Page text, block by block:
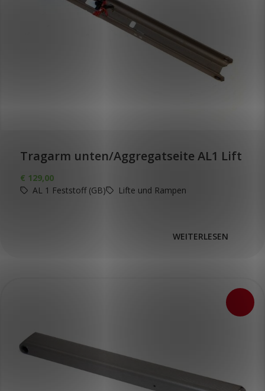
Tragarm unten/Aggregatseite AL1 Lift
€ 129,00
AL 1 Feststoff (GB)
Lifte und Rampen
WEITERLESEN